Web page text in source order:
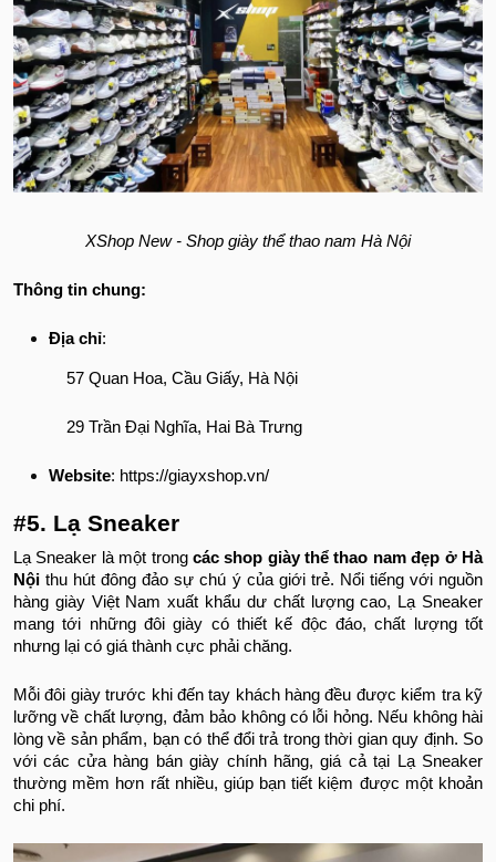
XShop New - Shop giày thể thao nam Hà Nội
Thông tin chung:
Địa chỉ:
57 Quan Hoa, Cầu Giấy, Hà Nội
29 Trần Đại Nghĩa, Hai Bà Trưng
Website: https://giayxshop.vn/
#5. Lạ Sneaker
Lạ Sneaker là một trong các shop giày thể thao nam đẹp ở Hà
Nộithu hút đông đảo sự chú ý của giới trẻ. Nổi tiếng với nguồn
hàng giày Việt Nam xuất khẩu dư chất lượng cao, Lạ Sneaker
mang tới những đôi giày có thiết kế độc đáo, chất lượng tốt
nhưng lại có giá thành cực phải chăng.
Mỗi đôi giày trước khi đến tay khách hàng đều được kiểm tra kỹ
lưỡng về chất lượng, đảm bảo không có lỗi hỏng. Nếu không hài
lòng về sản phẩm, bạn có thể đổi trả trong thời gian quy định. So
với các cửa hàng bán giày chính hãng, giá cả tại Lạ Sneaker
thường mềm hơn rất nhiều, giúp bạn tiết kiệm được một khoản
chi phí.